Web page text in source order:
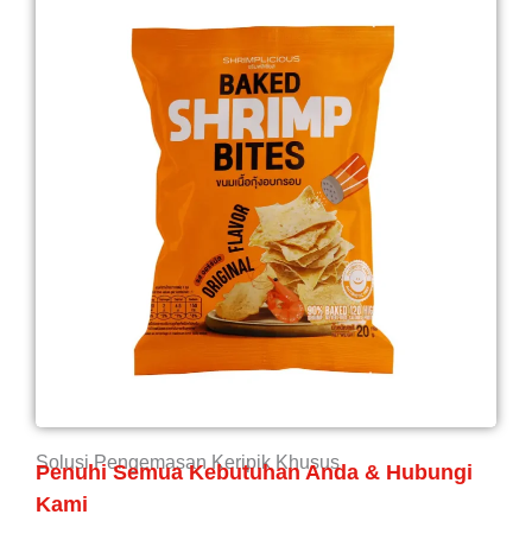
Solusi Pengemasan Keripik Khusus
Penuhi Semua Kebutuhan Anda & Hubungi
Kami